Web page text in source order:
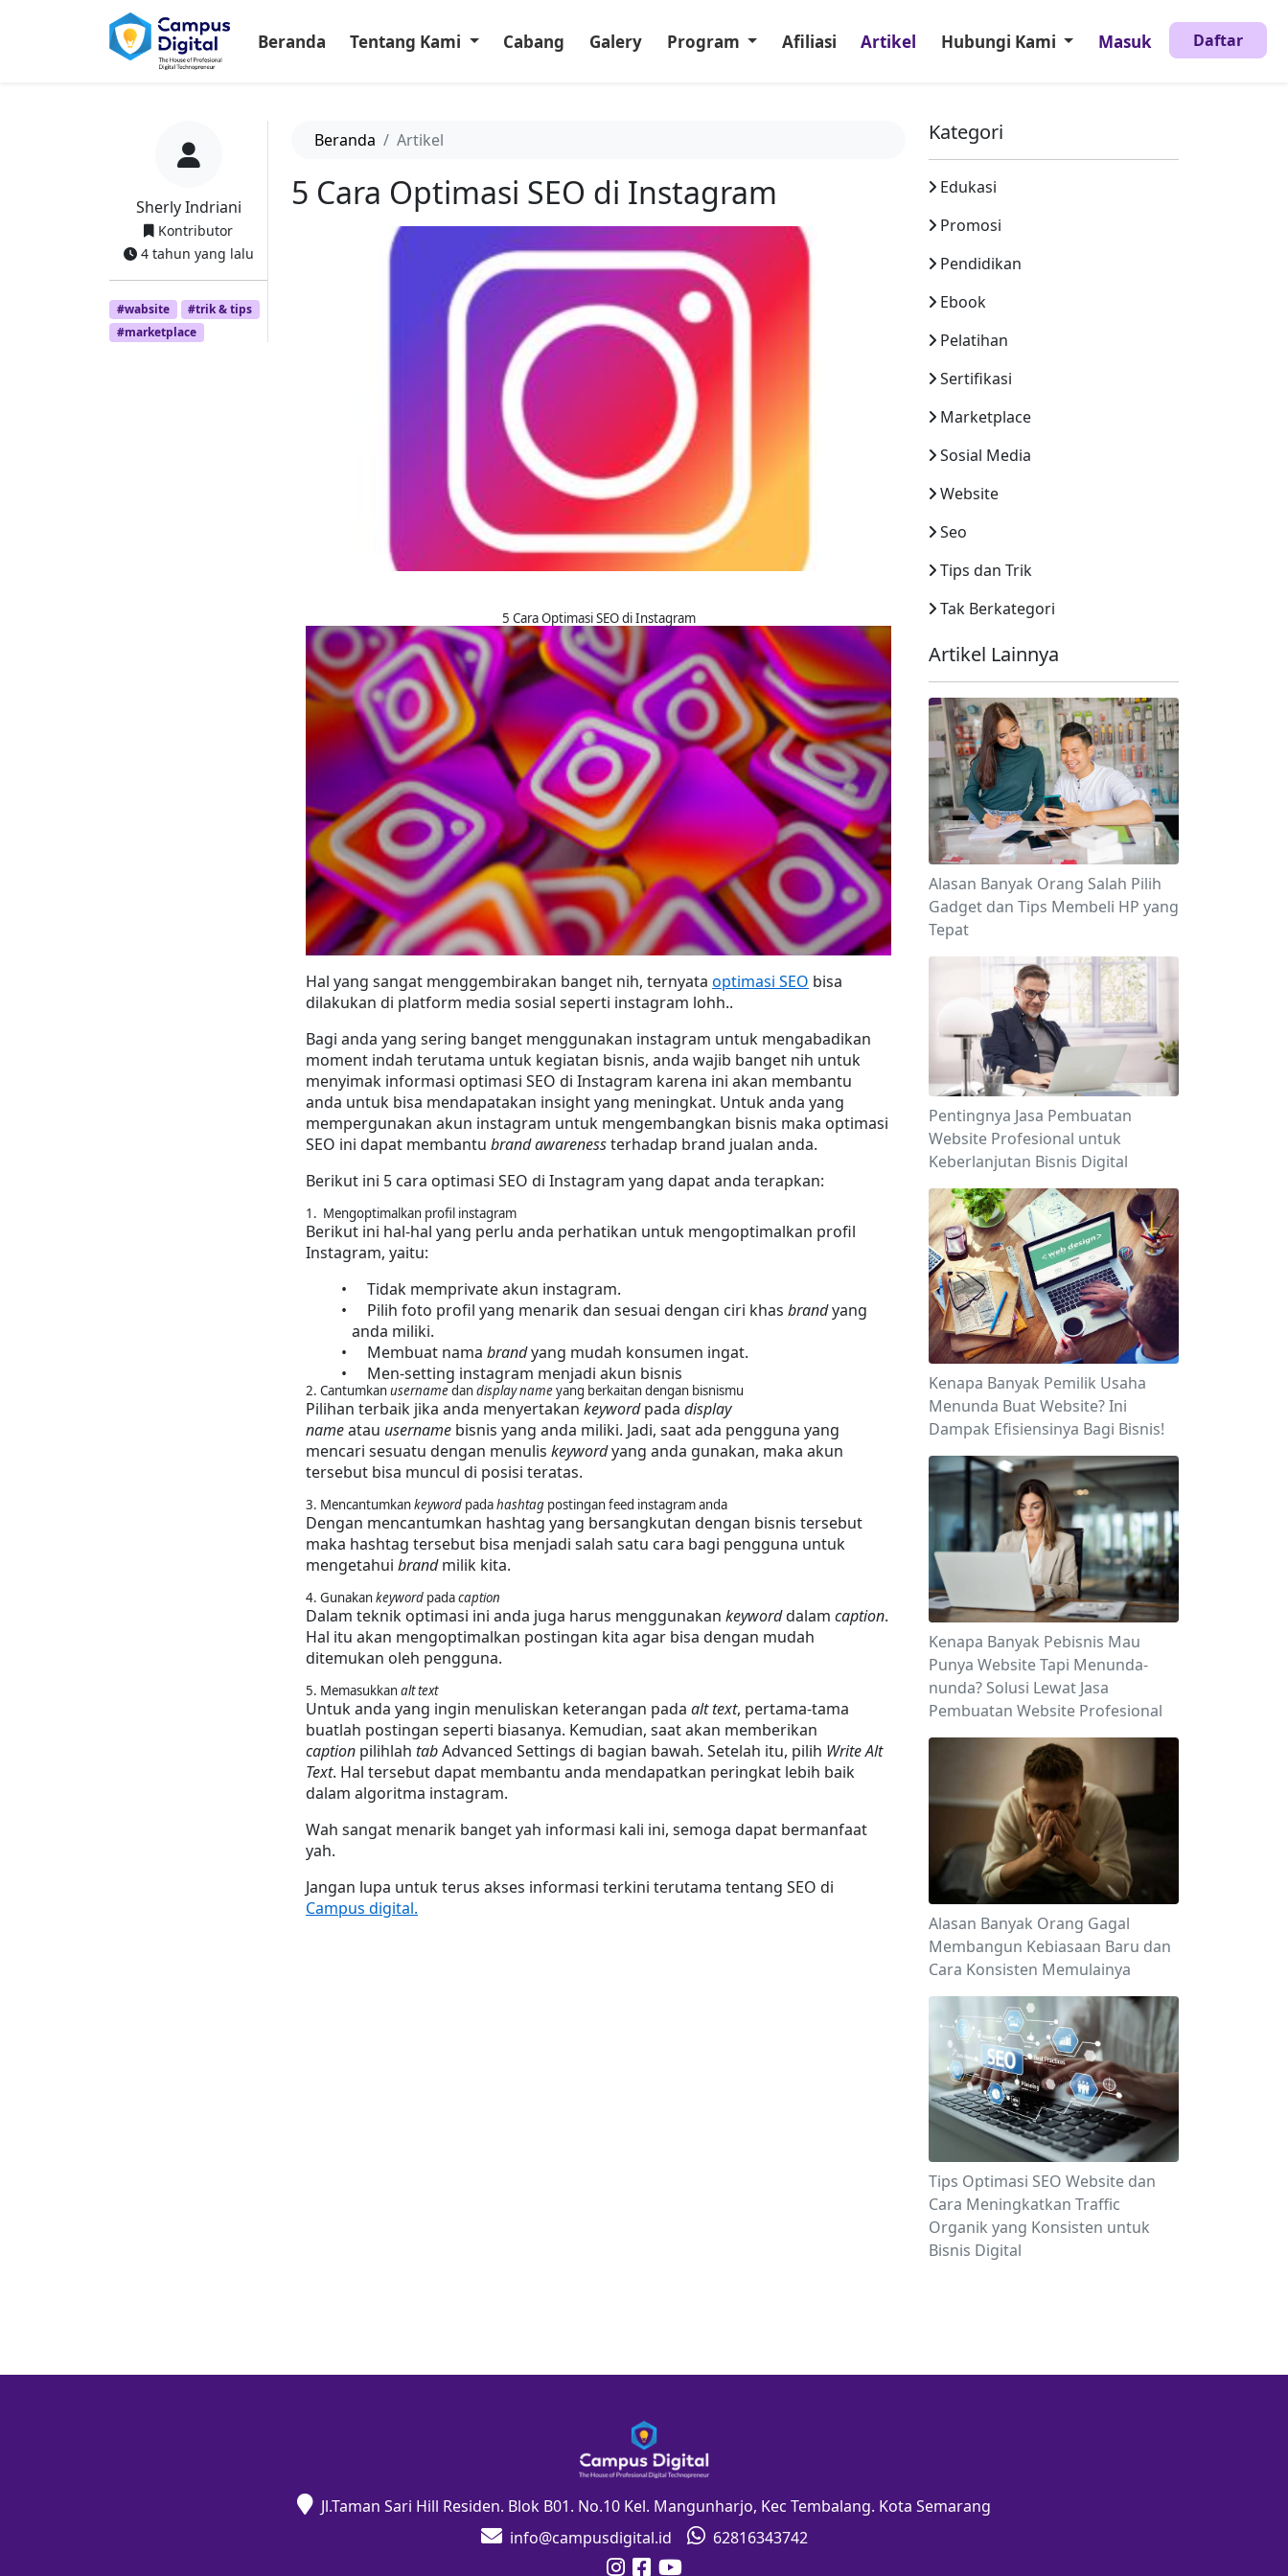
Beranda Tentang Kami Cabang Galery Program Afiliasi Artikel Hubungi Kami Masuk Daftar
Sherly Indriani
Kontributor
4 tahun yang lalu
#wabsite
#trik & tips
#marketplace
Beranda Artikel
5 Cara Optimasi SEO di Instagram
5 Cara Optimasi SEO di Instagram
Hal yang sangat menggembirakan banget nih, ternyata optimasi SEO bisa
dilakukan di platform media sosial seperti instagram lohh..
Bagi anda yang sering banget menggunakan instagram untuk mengabadikan
moment indah terutama untuk kegiatan bisnis, anda wajib banget nih untuk
menyimak informasi optimasi SEO di Instagram karena ini akan membantu
anda untuk bisa mendapatakan insight yang meningkat. Untuk anda yang
mempergunakan akun instagram untuk mengembangkan bisnis maka optimasi
SEO ini dapat membantu brand awareness terhadap brand jualan anda.
Berikut ini 5 cara optimasi SEO di Instagram yang dapat anda terapkan:
1.  Mengoptimalkan profil instagram
Berikut ini hal-hal yang perlu anda perhatikan untuk mengoptimalkan profil
Instagram, yaitu:
Tidak memprivate akun instagram.
Pilih foto profil yang menarik dan sesuai dengan ciri khas brand yang
anda miliki.
Membuat nama brand yang mudah konsumen ingat.
Men-setting instagram menjadi akun bisnis
2. Cantumkan username dan display name yang berkaitan dengan bisnismu
Pilihan terbaik jika anda menyertakan keyword pada display
name atau username bisnis yang anda miliki. Jadi, saat ada pengguna yang
mencari sesuatu dengan menulis keyword yang anda gunakan, maka akun
tersebut bisa muncul di posisi teratas.
3. Mencantumkan keyword pada hashtag postingan feed instagram anda
Dengan mencantumkan hashtag yang bersangkutan dengan bisnis tersebut
maka hashtag tersebut bisa menjadi salah satu cara bagi pengguna untuk
mengetahui brand milik kita.
4. Gunakan keyword pada caption
Dalam teknik optimasi ini anda juga harus menggunakan keyword dalam caption.
Hal itu akan mengoptimalkan postingan kita agar bisa dengan mudah
ditemukan oleh pengguna.
5. Memasukkan alt text
Untuk anda yang ingin menuliskan keterangan pada alt text, pertama-tama
caption pilihlah tab Advanced Settings di bagian bawah. Setelah itu, pilih Write Alt
Text. Hal tersebut dapat membantu anda mendapatkan peringkat lebih baik
dalam algoritma instagram.
Wah sangat menarik banget yah informasi kali ini, semoga dapat bermanfaat
yah.
Campus digital.
Kategori
Edukasi
Promosi
Pendidikan
Ebook
Pelatihan
Sertifikasi
Marketplace
Sosial Media
Website
Seo
Tips dan Trik
Tak Berkategori
Artikel Lainnya
Alasan Banyak Orang Salah Pilih
Gadget dan Tips Membeli HP yang
Tepat
Pentingnya Jasa Pembuatan
Website Profesional untuk
Keberlanjutan Bisnis Digital
Kenapa Banyak Pemilik Usaha
Menunda Buat Website? Ini
Dampak Efisiensinya Bagi Bisnis!
Kenapa Banyak Pebisnis Mau
Punya Website Tapi Menunda-
nunda? Solusi Lewat Jasa
Pembuatan Website Profesional
Alasan Banyak Orang Gagal
Membangun Kebiasaan Baru dan
Cara Konsisten Memulainya
Tips Optimasi SEO Website dan
Cara Meningkatkan Traffic
Organik yang Konsisten untuk
Bisnis Digital
Jl.Taman Sari Hill Residen. Blok B01. No.10 Kel. Mangunharjo, Kec Tembalang. Kota Semarang
info@campusdigital.id
62816343742